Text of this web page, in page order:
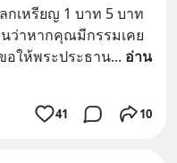
เหรียญ 1 บาท 5 บาท
ว่าหากคุณมีกรรมเคย
อให้พระประธาน... อ่าน
41 10